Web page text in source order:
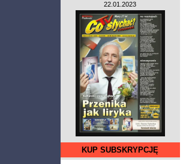
22.01.2023
KUP SUBSKRYPCJĘ